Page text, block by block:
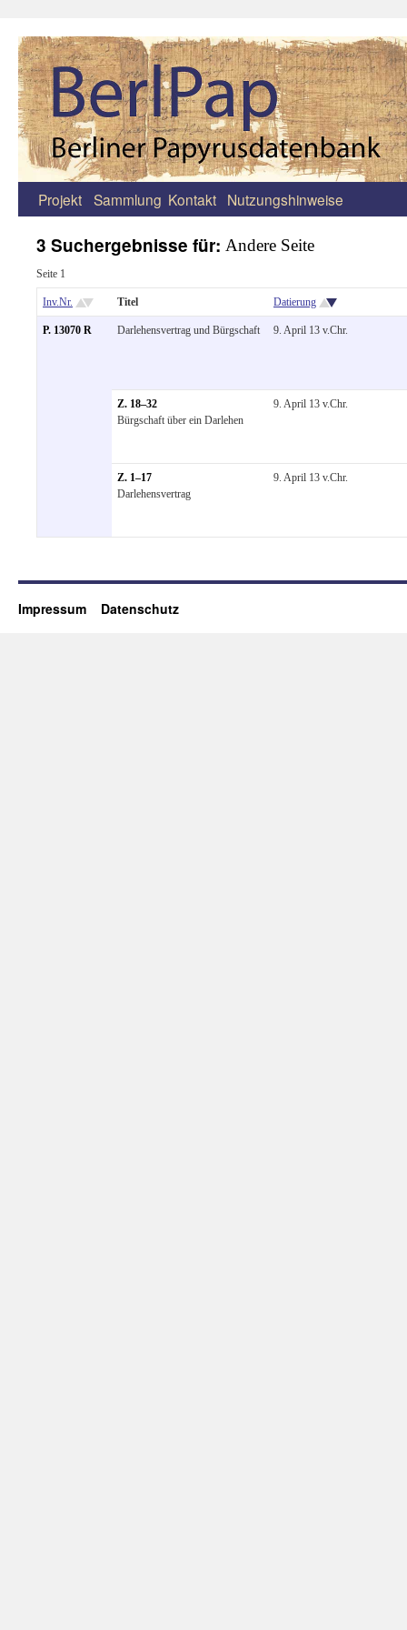
Zum
springen
Projekt Sammlung Kontakt Nutzungshinweise
3 Suchergebnisse für: Andere Seite
Seite 1
Inv.Nr. Titel Datierung
P. 13070 R Darlehensvertrag und Bürgschaft 9. April 13 v.Chr.
Z. 18–32
Bürgschaft über ein Darlehen
9. April 13 v.Chr.
Z. 1–17
Darlehensvertrag
9. April 13 v.Chr.
Impressum Datenschutz